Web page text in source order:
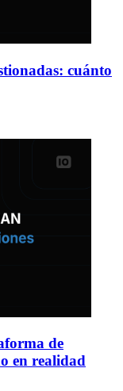
cuánto
de
en realidad